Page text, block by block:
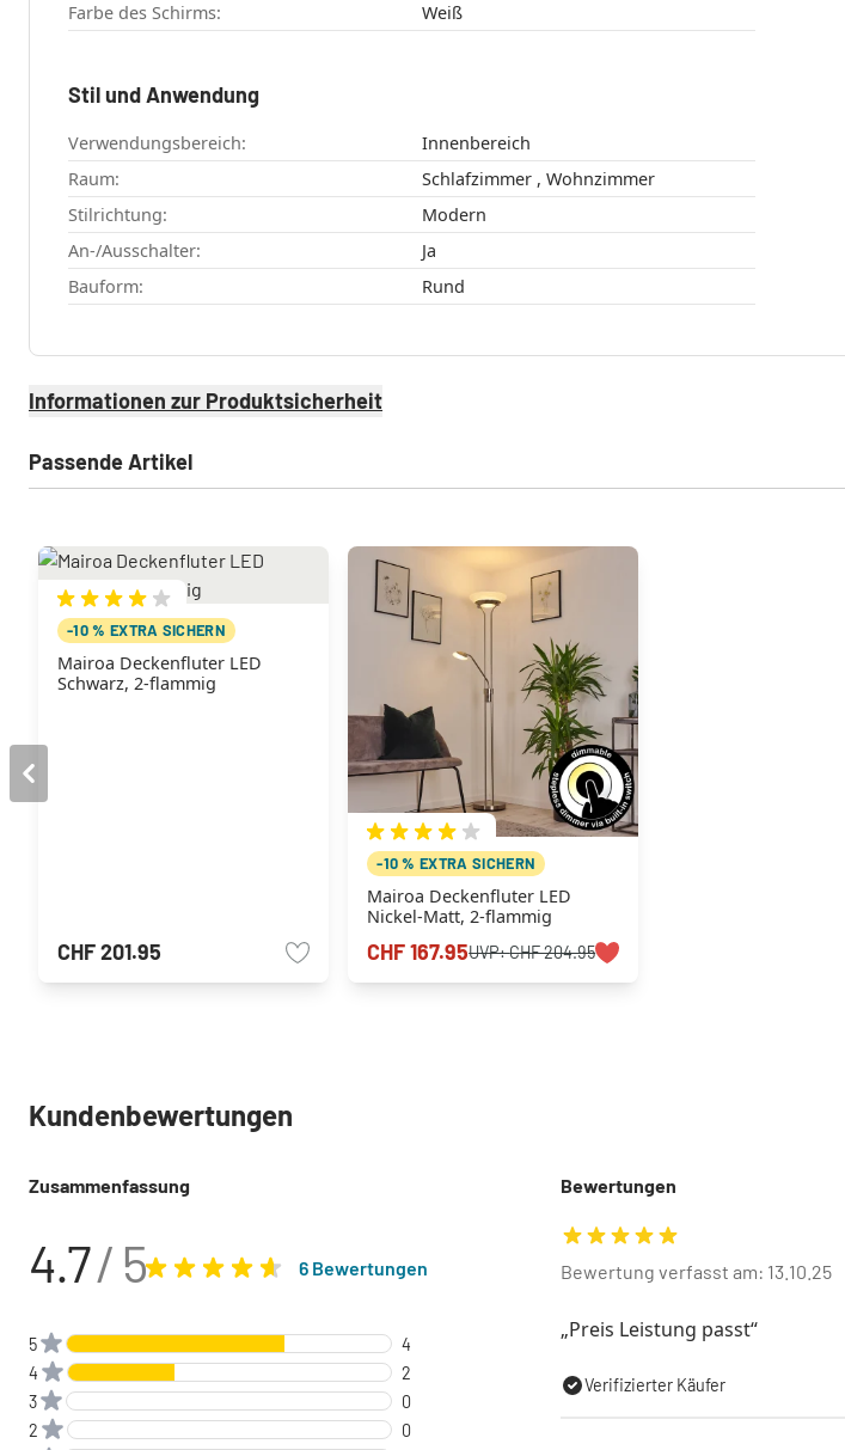
Farbe des Schirms:
Weiß
Stil und Anwendung
Verwendungsbereich:
Innenbereich
Raum:
Schlafzimmer , Wohnzimmer
Stilrichtung:
Modern
An-/Ausschalter:
Ja
Bauform:
Rund
Informationen zur Produktsicherheit
Passende Artikel
-10 % EXTRA SICHERN
Mairoa Deckenfluter LED
Schwarz, 2-flammig
CHF 201.95
-10 % EXTRA SICHERN
Mairoa Deckenfluter LED
Nickel-Matt, 2-flammig
CHF 167.95UVP:CHF 204.95
Kundenbewertungen
Zusammenfassung
4.7/ 5 6 Bewertungen
5
4
4
2
3
0
2
0
Bewertungen
Bewertung verfasst am: 13.10.25
Preis Leistung passt
Verifizierter Käufer